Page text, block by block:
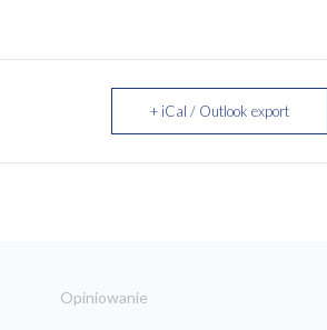
+ iCal / Outlook export
Opiniowanie